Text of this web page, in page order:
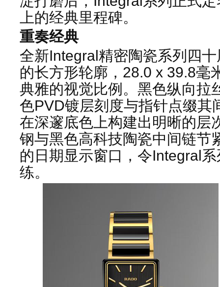
上的经典里程碑。
重奏经典
全新Integral精密陶瓷系列四
的长方形轮廓，28.0 x 39.8毫
典雅的视觉比例。黑色纵向拉
色PVD镀层刻度与指针点缀其
在深邃底色上构建出明晰的层
钢与黑色高科技陶瓷中间链节
的日期显示窗口，令Integral
练。